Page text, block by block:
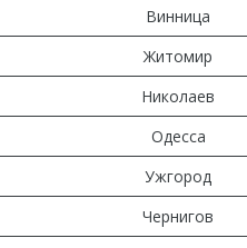
Винница
Житомир
Николаев
Одесса
Ужгород
Чернигов